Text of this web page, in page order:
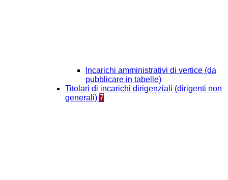
Incarichi amministrativi di vertice (da
pubblicare in tabelle)
Titolari di incarichi dirigenziali (dirigenti non
generali) 7